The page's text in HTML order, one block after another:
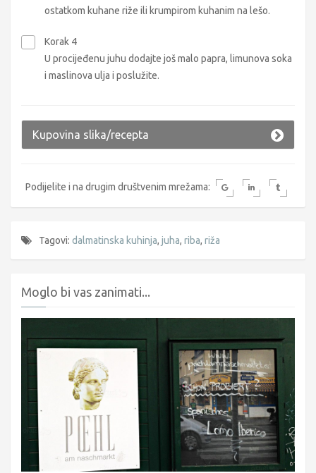
ostatkom kuhane riže ili krumpirom kuhanim na lešo.
Korak 4
U procijeđenu juhu dodajte još malo papra, limunova soka
i maslinova ulja i poslužite.
Kupovina slika/recepta
Podijelite i na drugim društvenim mrežama:
Tagovi: dalmatinska kuhinja, juha, riba, riža
Moglo bi vas zanimati...